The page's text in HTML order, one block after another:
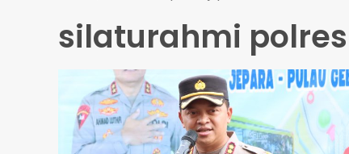
silaturahmi